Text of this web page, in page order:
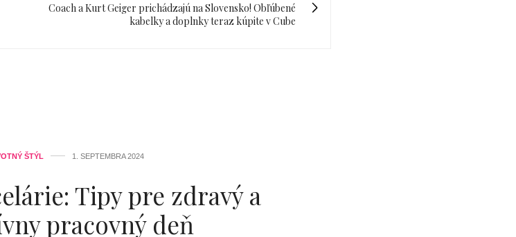
Coach a Kurt Geiger prichádzajú na Slovensko! Obľúbené
kabelky a doplnky teraz kúpite v Cube
ŠTÝL 1. SEPTEMBRA 2024
Tipy pre zdravý a
pracovný deň